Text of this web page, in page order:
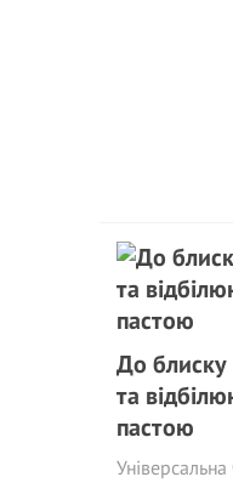
До
та
пастою